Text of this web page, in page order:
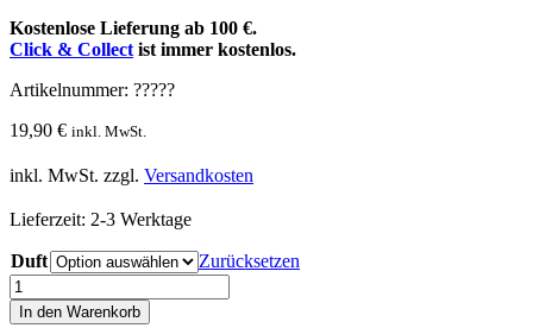
Kostenlose Lieferung ab 100 €.
Click & Collectist immer kostenlos.
Artikelnummer: ?????
19,90 € inkl. MwSt.
inkl. MwSt. zzgl. Versandkosten
Lieferzeit: 2-3 Werktage
Duft
Zurücksetzen
Zuckerpeeling
Menge
In den Warenkorb